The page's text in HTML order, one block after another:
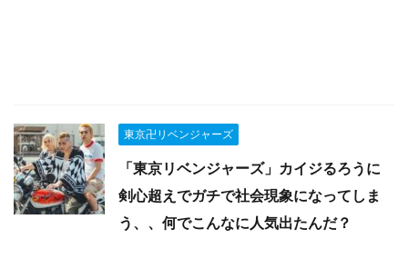
東京卍リベンジャーズ
「東京リベンジャーズ」カイジるろうに
剣心超えでガチで社会現象になってしま
う、、何でこんなに人気出たんだ？